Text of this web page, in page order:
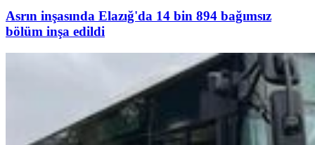
Asrın inşasında Elazığ'da 14 bin 894 bağımsız
bölüm inşa edildi